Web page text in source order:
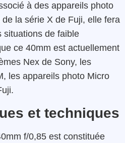
à des appareils photo
la série X de Fuji, elle fera
situations de faible
ce 40mm est actuellement
Nex de Sony, les
les appareils photo Micro
et techniques
f/0,85 est constituée